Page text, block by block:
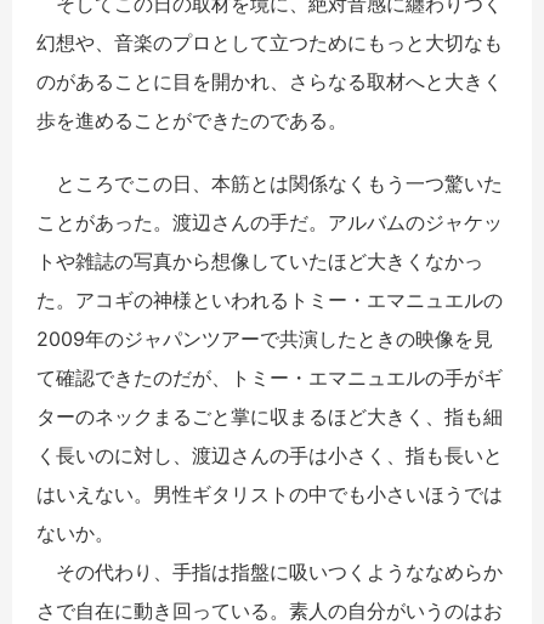
幻想や、音楽のプロとして立つためにもっと大切なも
のがあることに目を開かれ、さらなる取材へと大きく
歩を進めることができたのである。
ところでこの日、本筋とは関係なくもう一つ驚いた
ことがあった。渡辺さんの手だ。アルバムのジャケッ
トや雑誌の写真から想像していたほど大きくなかっ
た。アコギの神様といわれるトミー・エマニュエルの
2009年のジャパンツアーで共演したときの映像を見
て確認できたのだが、トミー・エマニュエルの手がギ
ターのネックまるごと掌に収まるほど大きく、指も細
く長いのに対し、渡辺さんの手は小さく、指も長いと
はいえない。男性ギタリストの中でも小さいほうでは
ないか。
その代わり、手指は指盤に吸いつくようななめらか
さで自在に動き回っている。素人の自分がいうのはお